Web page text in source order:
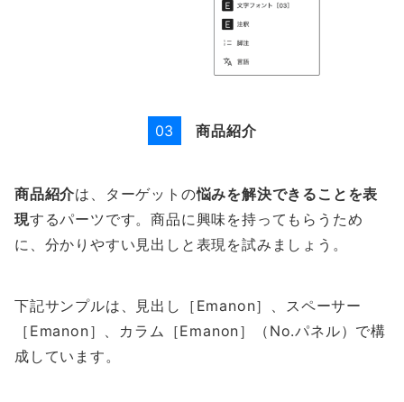
03 商品紹介
商品紹介は、ターゲットの悩みを解決できることを表
現するパーツです。商品に興味を持ってもらうため
に、分かりやすい見出しと表現を試みましょう。
下記サンプルは、見出し［Emanon］、スペーサー
［Emanon］、カラム［Emanon］（No.パネル）で構
成しています。